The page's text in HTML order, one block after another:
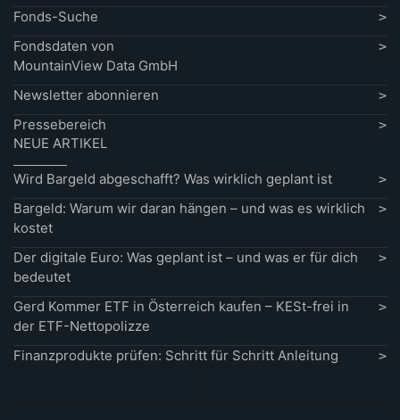
Fonds-Suche
Fondsdaten von
MountainView Data GmbH
Newsletter abonnieren
Pressebereich
NEUE ARTIKEL
Wird Bargeld abgeschafft? Was wirklich geplant ist
Bargeld: Warum wir daran hängen – und was es wirklich
kostet
Der digitale Euro: Was geplant ist – und was er für dich
bedeutet
Gerd Kommer ETF in Österreich kaufen – KESt-frei in
der ETF-Nettopolizze
Finanzprodukte prüfen: Schritt für Schritt Anleitung